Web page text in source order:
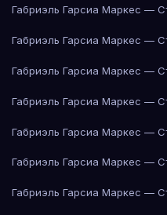
Габриэль Гарсиа Маркес —
Габриэль Гарсиа Маркес —
Габриэль Гарсиа Маркес —
Габриэль Гарсиа Маркес —
Габриэль Гарсиа Маркес —
Габриэль Гарсиа Маркес —
Габриэль Гарсиа Маркес —